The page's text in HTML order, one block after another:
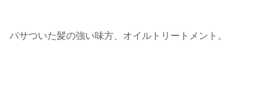
パサついた髪の強い味方、オイルトリートメント。